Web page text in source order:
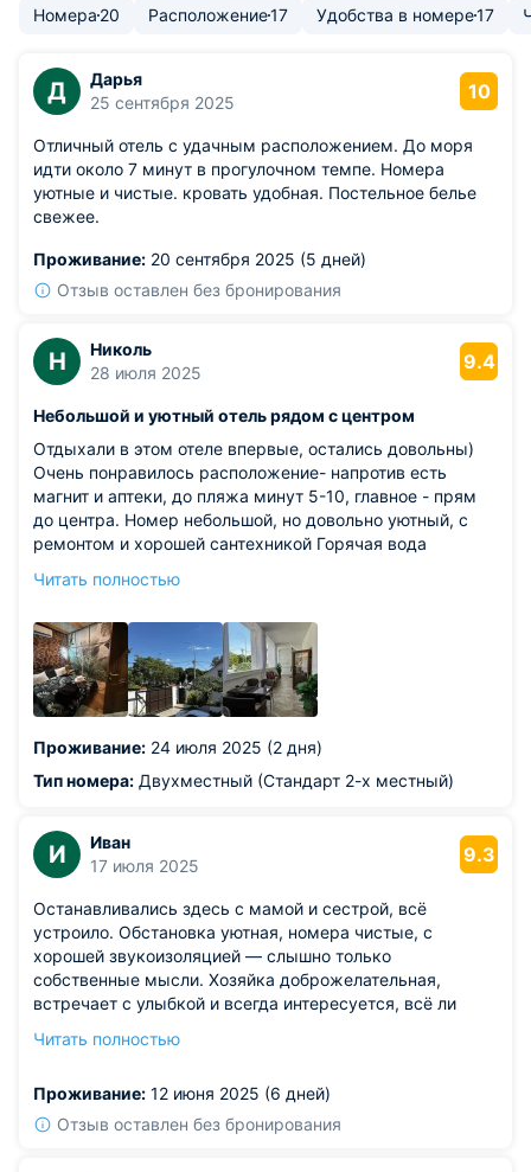
Номера 20 Расположение17 Удобства в номере17
Д
Дарья
25 сентября 2025
10
Отличный отель с удачным расположением. До моря
идти около 7 минут в прогулочном темпе. Номера
уютные и чистые. кровать удобная. Постельное белье
свежее.
Проживание: 20 сентября 2025 (5 дней)
Отзыв оставлен без бронирования
Н
Николь
28 июля 2025
9.4
Небольшой и уютный отель рядом с центром
Отдыхали в этом отеле впервые, остались довольны)
Очень понравилось расположение- напротив есть
магнит и аптеки, до пляжа минут 5-10, главное - прям
до центра. Номер небольшой, но довольно уютный, с
ремонтом и хорошей сантехникой Горячая вода
номером, столики на улице для посиделок Кондиционер
Помогли погладить платье, когда подвел утюг, за это
плюс Если такая цена сохранится - будем точно
приезжать снова, так как в принципе за такую сумму -
неплохо для небольшого номера)
что даже писать про них не хочется
Читать полностью
Проживание: 24 июля 2025 (2 дня)
Тип номера: Двухместный (Стандарт 2-х местный)
И
Иван
17 июля 2025
9.3
Останавливались здесь с мамой и сестрой, всё
устроило. Обстановка уютная, номера чистые, с
хорошей звукоизоляцией — слышно только
собственные мысли. Хозяйка доброжелательная,
встречает с улыбкой и всегда интересуется, всё ли
розмарин пахнет — название себя оправдывает. На
очередей. Вечером приятно посидеть на террасе,
почитать или просто послушать цикад. Район тихий, без
Читать полностью
Проживание: 12 июня 2025 (6 дней)
Отзыв оставлен без бронирования